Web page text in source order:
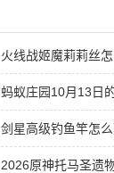
火线战姬魔莉莉丝
蚂蚁庄园10月13日
答案最新分享
剑星高级钓鱼竿怎
2026
2026原神托马圣遗